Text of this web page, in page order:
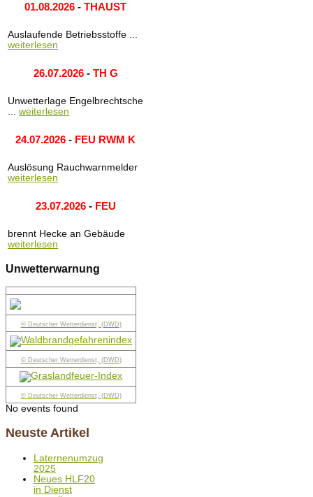
01.08.2026 - THAUST
Auslaufende Betriebsstoffe ...
weiterlesen
26.07.2026- TH G
Unwetterlage Engelbrechtsche
... weiterlesen
24.07.2026 - FEU RWM K
Auslösung Rauchwarnmelder
weiterlesen
23.07.2026- FEU
brennt Hecke an Gebäude
weiterlesen
Unwetterwarnung
© Deutscher Wetterdienst, (DWD)
© Deutscher Wetterdienst, (DWD)
© Deutscher Wetterdienst, (DWD)
No events found
Neuste Artikel
Laternenumzug
2025
Neues HLF20
in Dienst